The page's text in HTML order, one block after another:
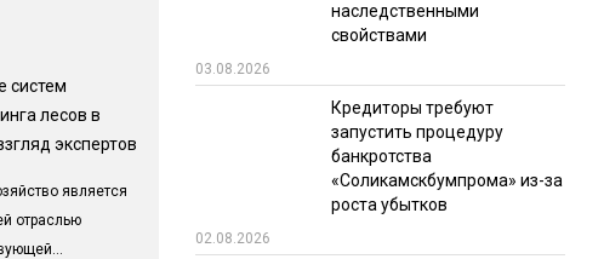
систем
лесов в
экспертов
является
отраслью
наследственными
свойствами
03.08.2026
Кредиторы требуют
запустить процедуру
банкротства
«Соликамскбумпрома» из-за
роста убытков
02.08.2026